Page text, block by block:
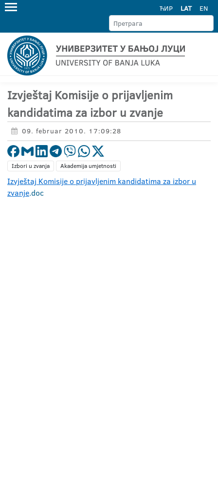
ЋИР LAT EN
Izvještaj Komisije o prijavljenim
kandidatima za izbor u zvanje
09. februar 2010. 17:09:28
Izbori u zvanja Akademija umjetnosti
Izvještaj Komisije o prijavljenim kandidatima za izbor u
zvanje.doc